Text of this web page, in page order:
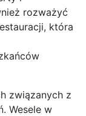
rozważyć
która
związanych z
Wesele w